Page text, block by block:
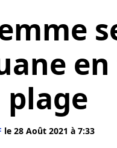
le 28 Août 2021 à 7:33